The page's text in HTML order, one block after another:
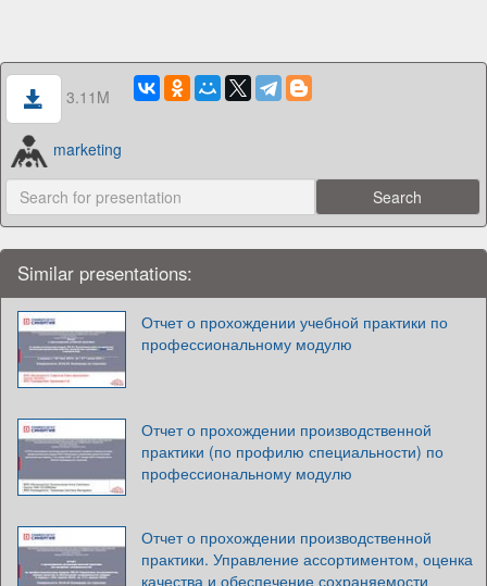
3.11M
marketing
Similar presentations:
Отчет о прохождении учебной практики по
профессиональному модулю
Отчет о прохождении производственной
практики (по профилю специальности) по
профессиональному модулю
Отчет о прохождении производственной
практики. Управление ассортиментом, оценка
качества и обеспечение сохраняемости